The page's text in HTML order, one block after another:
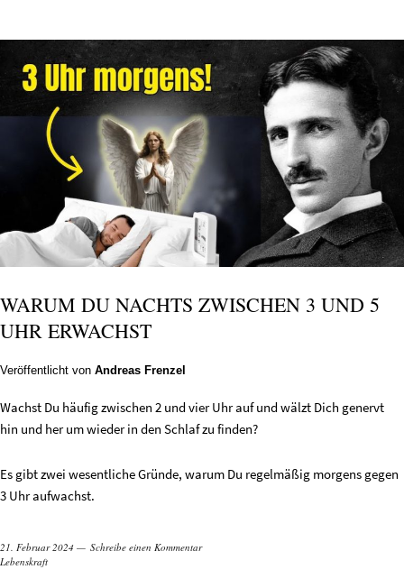
WARUM DU NACHTS ZWISCHEN 3 UND 5
UHR ERWACHST
Veröffentlicht von Andreas Frenzel
Wachst Du häufig zwischen 2 und vier Uhr auf und wälzt Dich genervt
hin und her um wieder in den Schlaf zu finden?
Es gibt zwei wesentliche Gründe, warum Du regelmäßig morgens gegen
3 Uhr aufwachst.
21. Februar 2024
Schreibe einen Kommentar
Lebenskraft